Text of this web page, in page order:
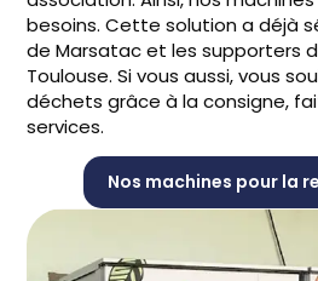
besoins. Cette solution a déjà
deMarsatacet les supporters
Toulouse. Si vous aussi, vous
déchets grâce à la consigne,
services.
Nos machines pour la